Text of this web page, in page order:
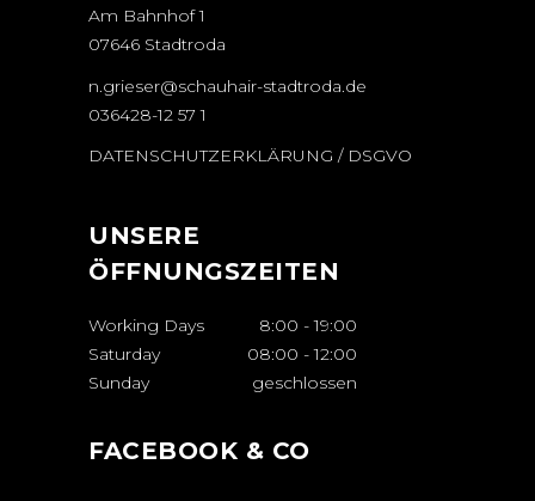
Am Bahnhof 1
07646 Stadtroda
n.grieser@schauhair-stadtroda.de
036428-12 57 1
DATENSCHUTZERKLÄRUNG / DSGVO
UNSERE
ÖFFNUNGSZEITEN
Working Days 8:00 - 19:00
Saturday
08:00 - 12:00
Sunday
geschlossen
FACEBOOK & CO